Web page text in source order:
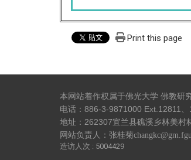
Print this page
本网站着作权属于佛光大学 佛教研
电话：886-3-9871000 Ext.12811
地址：262307宜兰县礁溪乡林美村
网站负责人：张桂菊
造访人次 : 5004429